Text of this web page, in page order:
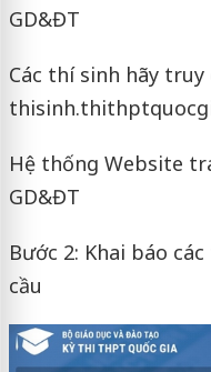
GD&ĐT
Các thí sinh hãy
Hệ thống Website
GD&ĐT
Bước 2: Khai báo
cầu